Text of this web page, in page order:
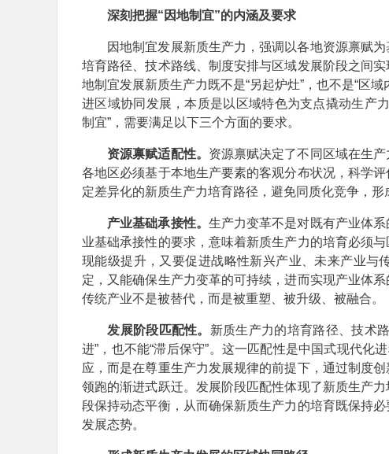
深刻把握“因地制宜”的内涵及要求
因地制宜发展新质生产力，强调以各地资源禀赋为
培育路径、技术路线、制度安排与区域发展阶段之间
地制宜发展新质生产力既不是“另起炉灶”，也不是“区
进区域协同发展，本质是以区域特色为支点撬动生产
制宜”，需要满足以下三个方面的要求。
资源禀赋适配性。 资源禀赋决定了不同区域在生
各地区必须基于本地生产要素的客观分布状况，科学
定差异化的新质生产力培育路径，避免同质化竞争，
产业基础承接性。 生产力变革不是对既有产业体
业基础承接性的要求，意味着新质生产力的培育必须
现能级提升，又要促进战略性新兴产业、未来产业与
定，又能确保生产力变革的可持续，进而实现产业体
传统产业不是被替代，而是被重塑、被升级、被融合。
发展阶段匹配性。 新质生产力的培育路径、技术
进”，也不能“滞后保守”。这一匹配性是中国式现代化
应，而是在尊重生产力发展规律的前提下，通过制度
领跑的渐进式跃迁。发展阶段匹配性体现了新质生产
段保持动态平衡，从而确保新质生产力的培育既保持
发展态势。